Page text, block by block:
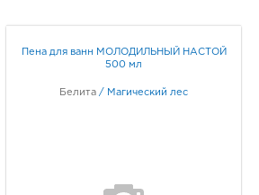
Пена для ванн МОЛОДИЛЬНЫЙ НАСТОЙ
500 мл
Белита / Магический лес